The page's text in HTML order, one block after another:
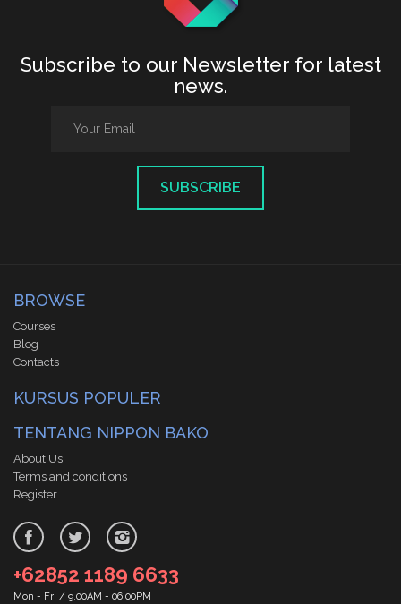
Subscribe to our Newsletter for latest
news.
SUBSCRIBE
BROWSE
Courses
Blog
Contacts
KURSUS POPULER
TENTANG NIPPON BAKO
About Us
Terms and conditions
Register
+62852 1189 6633
Mon - Fri / 9.00AM - 06.00PM